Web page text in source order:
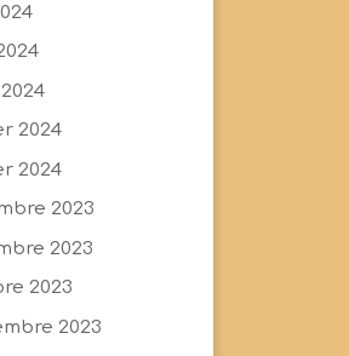
2024
2024
2023
2023
2023
2023